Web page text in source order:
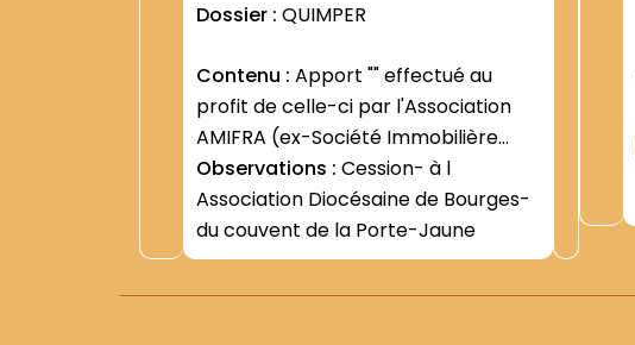
Dossier : QUIMPER
Contenu :
profit de celle-ci par l'Association
AMIFRA (ex-Société Immobilière
Sarrette) (5 juillet 1985 - 31 mars
1986) -Retards dans l exécution de
cet "" apport "" (27 avril 1987- 25
mars 1988)
Observations : Cession- à l
Association Diocésaine de Bourges-
du couvent de la Porte-Jaune